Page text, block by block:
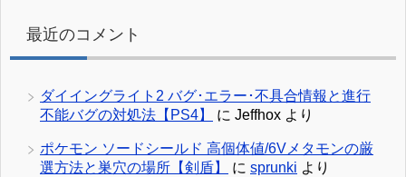
最近のコメント
ダイイングライト2 バグ･エラー･不具合情報と進行
不能バグの対処法【PS4】
に Jeffhox より
ポケモン ソードシールド 高個体値/6Vメタモンの厳
選方法と巣穴の場所【剣盾】
に sprunki より